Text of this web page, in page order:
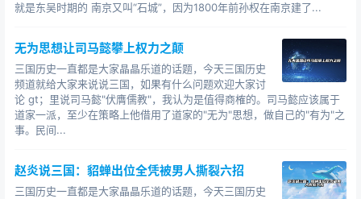
就是东吴时期的 南京又叫“石城”，因为1800年前孙权在南京建了...
无为思想让司马懿攀上权力之颠
三国历史一直都是大家晶晶乐道的话题，今天三国历史
频道就给大家来说说三国，如果有什么问题欢迎大家讨
论 gt；里说司马懿"伏膺儒教"，我认为是值得商榷的。司马懿应该属于
道家一派，至少在策略上他借用了道家的"无为"思想，做自己的"有为"之
事。民间...
赵炎说三国：貂蝉出位全凭被男人撕裂六招
三国历史一直都是大家晶晶乐道的话题，今天三国历史